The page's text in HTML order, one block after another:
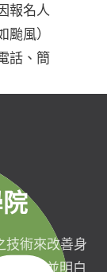
報名人
風）
話、簡
技術來改善身
生活，並明白